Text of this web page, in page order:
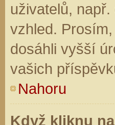
uživatelů,
vzhled.
dosáhli vyšší
vašich
Nahoru
Když kliknu